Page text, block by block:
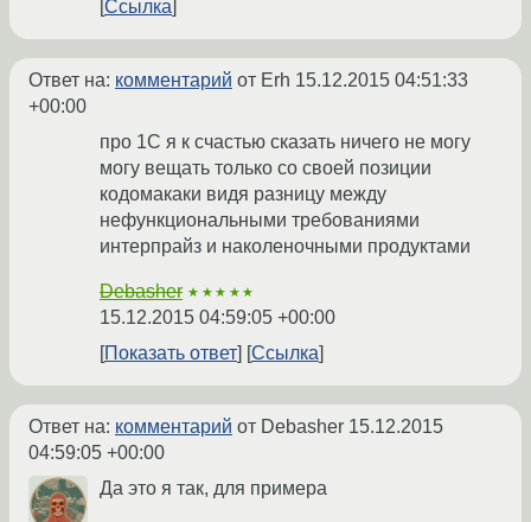
Ссылка
Ответ на: комментарий от Erh 15.12.2015 04:51:33
+00:00
про 1С я к счастью сказать ничего не могу
могу вещать только со своей позиции
кодомакаки видя разницу между
нефункциональными требованиями
интерпрайз и наколеночными продуктами
Debasher ★★★★★
15.12.2015 04:59:05 +00:00
Показать ответ
Ссылка
Ответ на: комментарий от Debasher 15.12.2015
04:59:05 +00:00
Да это я так, для примера